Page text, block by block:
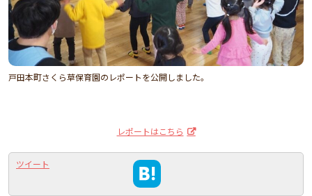
戸田本町さくら草保育園のレポートを公開しました。
レポートはこちら
ツイート